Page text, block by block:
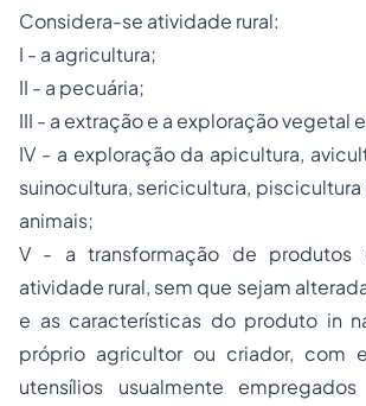
Considera-se atividade rural:
I - a agricultura;
II - a pecuária;
III - a extração e a exploração vegetal
IV - a exploração da apicultura,
suinocultura, sericicultura, piscicultura
animais;
V - a transformação de produtos
atividade rural, sem que sejam
e as características do produto in
próprio agricultor ou criador, com
utensílios usualmente